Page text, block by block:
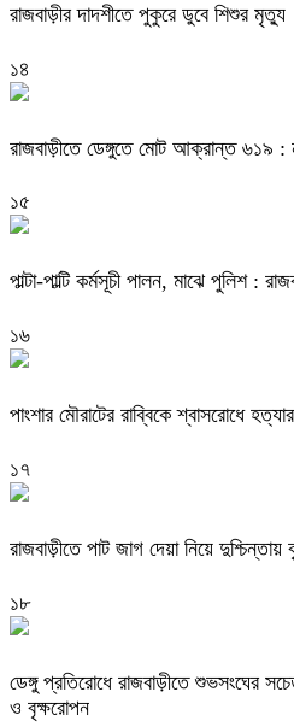
রাজবাড়ীর দাদশীতে পুকুরে ডুবে শিশুর মৃত্যু
১৪
রাজবাড়ীতে ডেঙ্গুতে মোট আক্রান্ত
১৫
পাল্টা-পাল্টি কর্মসূচী পালন, মাঝে পুলিশ :
১৬
পাংশার মৌরাটের রাব্বিকে শ্বাসরোধে
১৭
রাজবাড়ীতে পাট জাগ দেয়া নিয়ে দুশ্চিন্তায়
১৮
ডেঙ্গু প্রতিরোধে রাজবাড়ীতে শুভসংঘের
ও বৃক্ষরোপন